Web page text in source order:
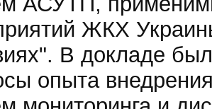
ЖКХ
В докладе
опыта